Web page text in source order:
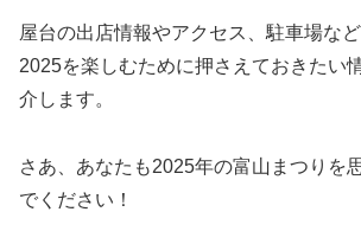
屋台の出店情報やアクセス、駐車場な
2025を楽しむために押さえておきたい
介します。
さあ、あなたも2025年の富山まつりを
でください！